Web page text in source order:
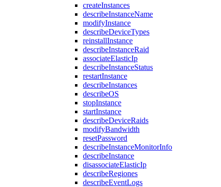
createInstances
describeInstanceName
modifyInstance
describeDeviceTypes
reinstallInstance
describeInstanceRaid
associateElasticIp
describeInstanceStatus
restartInstance
describeInstances
describeOS
stopInstance
startInstance
describeDeviceRaids
modifyBandwidth
resetPassword
describeInstanceMonitorInfo
describeInstance
disassociateElasticIp
describeRegiones
describeEventLogs